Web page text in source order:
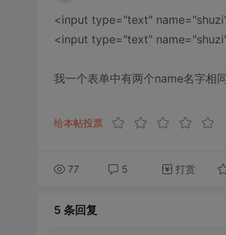
<input type="text"
<input type="text"
我一个表单中有两个name名字相
给本帖投票
77 5 打赏
5 条回复